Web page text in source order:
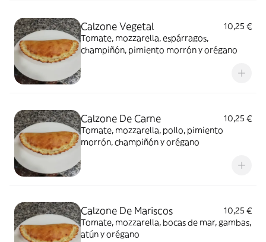
Calzone Vegetal
10,25 €
Tomate, mozzarella, espárragos,
champiñón, pimiento morrón y orégano
Calzone De Carne
10,25 €
Tomate, mozzarella, pollo, pimiento
morrón, champiñón y orégano
Calzone De Mariscos
10,25 €
Tomate, mozzarella, bocas de mar, gambas,
atún y orégano